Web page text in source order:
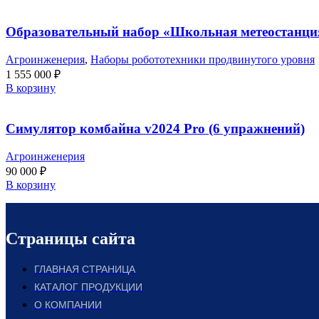
Образовательный набор «Школьная
Агроинженерия, Наборы робототехники продвинутого уровня
1 555 000 ₽
В корзину
Симулятор комбайна v2024 Pro (6 упражнений)
Агроинженерия
90 000 ₽
В корзину
Страницы сайта
ГЛАВНАЯ СТРАНИЦА
КАТАЛОГ ПРОДУКЦИИ
О КОМПАНИИ